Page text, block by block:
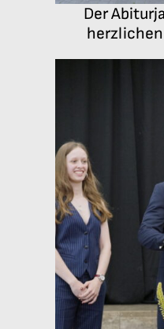
Der